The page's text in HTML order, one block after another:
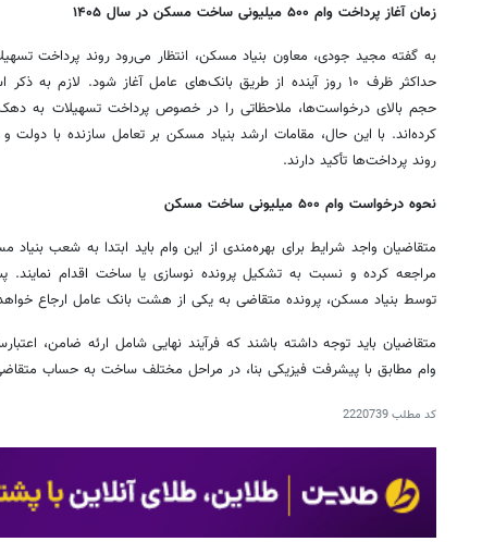
زمان آغاز پرداخت وام ۵۰۰ میلیونی ساخت مسکن در سال ۱۴۰۵
حداکثر ظرف ۱۰ روز آینده از طریق بانک‌های عامل آغاز شود.
حجم بالای درخواست‌ها، ملاحظاتی را در خصوص پرداخت تسهیلات به
کرده‌اند. با این حال، مقامات ارشد بنیاد مسکن بر تعامل سازنده با
روند پرداخت‌ها تأکید دارند.
نحوه درخواست وام ۵۰۰ میلیونی ساخت مسکن
متقاضیان واجد شرایط برای بهره‌مندی از این وام باید ابتدا به شعب
مراجعه کرده و نسبت به تشکیل پرونده نوسازی یا ساخت اقدام
توسط بنیاد مسکن، پرونده متقاضی به یکی از هشت بانک عامل ارجاع
متقاضیان باید توجه داشته باشند که فرآیند نهایی شامل ارئه ضامن،
وام مطابق با پیشرفت فیزیکی بنا، در مراحل مختلف ساخت به حساب
کد مطلب2220739